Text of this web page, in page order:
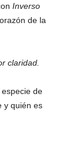
Inverso
de la
claridad.
especie de
y quién es